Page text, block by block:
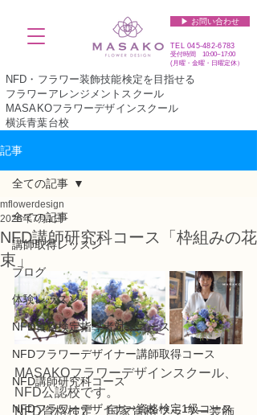
▶︎ お問い合わせ
TEL045-482-6783
受付時間 10:00~17:00​​​
(​月曜・金曜・日曜定休）
NFD・フラワー装飾技能検定を目指せる
フラワーアレンジメントスクール
MASAKOフラワーデザインスクール
横浜青葉台校
記事
全ての記事
講師取得レッスン
ブログ
体験レッスン
NFD資格検定指導者対象コース
NFDフラワーデザイナー講師取得コース
NFD講師研究科コース
NFDフラワーデザイナー資格検定1級コース
全ての記事
NFD講師研究科コース「枠組みの花
束」
mflowerdesign
2025年7月1日
MASAKOフラワーデザインスクール、
NFD公認校です。
NFD資格検定、国家資格フラワー装飾